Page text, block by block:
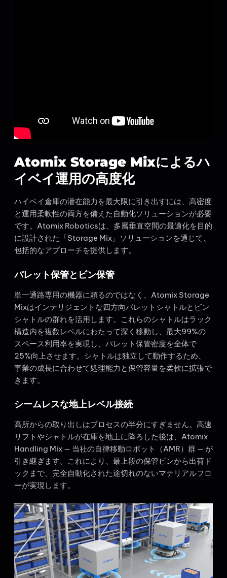
Atomix Storage Mixによるハ
イベイ運用の高度化
ハイベイ倉庫の潜在能力を最大限に引き出すには、高密度
と運用柔軟性の両方を備えた自動化ソリューションが必要
です。Atomix Roboticsは、多層垂直空間の最適化を目的
に設計された「Storage Mix」ソリューションを通じて、
包括的なアプローチを提供します。
パレット保管とビン保管
単一通路専用の機器に頼るのではなく、Atomix Storage
Mixはインテリジェントな四方向パレットシャトルとビン
シャトルの群れを活用します。これらのシャトルはラック
構造内を複数レベルにわたって深く移動し、最大99%の
スペース利用率を実現し、パレット保管密度を全体で
25%向上させます。シャトルは独立して動作するため、
事業の成長に合わせて処理能力と保管容量を柔軟に拡張で
きます。
シームレスな地上レベル接続
高所からの取り出しはプロセスの半分にすぎません。高速
リフトやシャトルが在庫を地上に降ろした後は、Atomix
Handling Mix — 当社の自律移動ロボット（AMR）群 — が
引き継ぎます。これにより、最上段の保管ビンから出荷ド
ックまで、完全自動化された途切れのないマテリアルフロ
ーが実現します。